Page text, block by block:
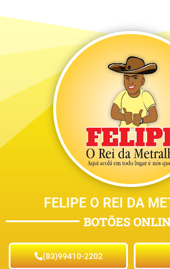
FELIPE O REI DA
BOTÕES
(83)99410-2202